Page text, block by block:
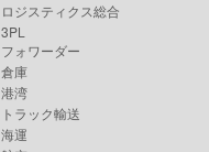
ロジスティクス総合
3PL
フォワーダー
倉庫
港湾
トラック輸送
海運